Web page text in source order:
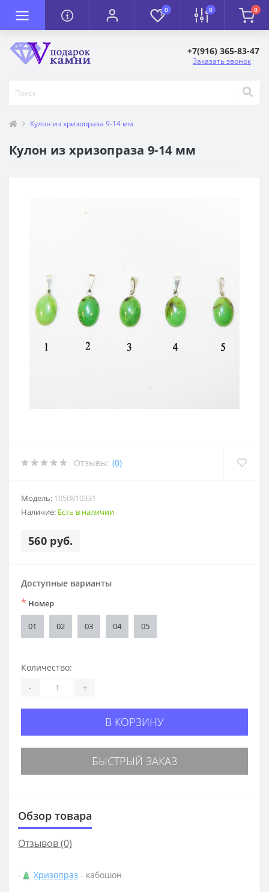
0 0 0
+7(916) 365-83-47
Заказать звонок
Кулон из хризопраза 9-14 мм
Кулон из хризопраза 9-14 мм
Отзывы: (0)
Модель: 1050810331
Наличие: Есть в наличии
560 руб.
Доступные варианты
* Номер
01 02 03 04 05
Количество:
- +
В КОРЗИНУ
БЫСТРЫЙ ЗАКАЗ
Обзор товара
Отзывов (0)
- Хризопраз - кабошон